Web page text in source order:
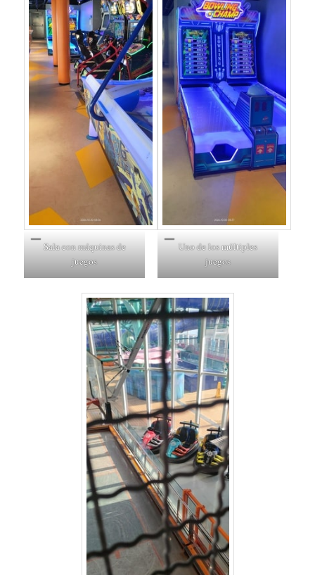
Sala con máquinas de
juegos
Uno de los múltiples
juegos